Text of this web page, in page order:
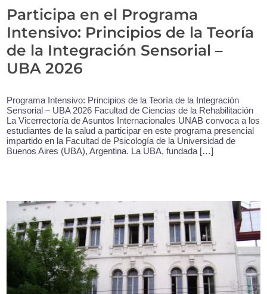
Participa en el Programa
Intensivo: Principios de la Teoría
de la Integración Sensorial –
UBA 2026
Programa Intensivo: Principios de la Teoría de la Integración
Sensorial – UBA 2026 Facultad de Ciencias de la Rehabilitación
La Vicerrectoría de Asuntos Internacionales UNAB convoca a los
estudiantes de la salud a participar en este programa presencial
impartido en la Facultad de Psicología de la Universidad de
Buenos Aires (UBA), Argentina. La UBA, fundada […]